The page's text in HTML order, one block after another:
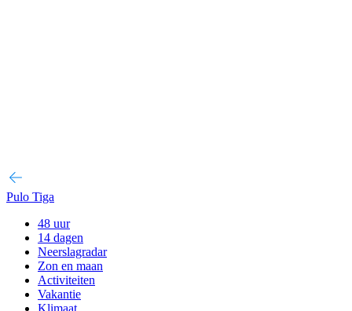
Pulo Tiga
48 uur
14 dagen
Neerslagradar
Zon en maan
Activiteiten
Vakantie
Klimaat